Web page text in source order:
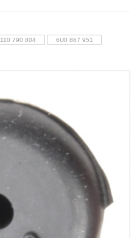
110 790 804
6U0 867 951